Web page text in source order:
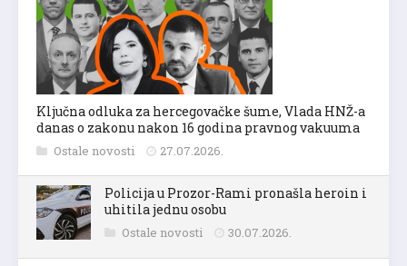
Ključna odluka za hercegovačke šume, Vlada HNŽ-a
danas o zakonu nakon 16 godina pravnog vakuuma
Ostale novosti 27.07.2026.
Policija u Prozor-Rami pronašla heroin i
uhitila jednu osobu
Ostale novosti 30.07.2026.